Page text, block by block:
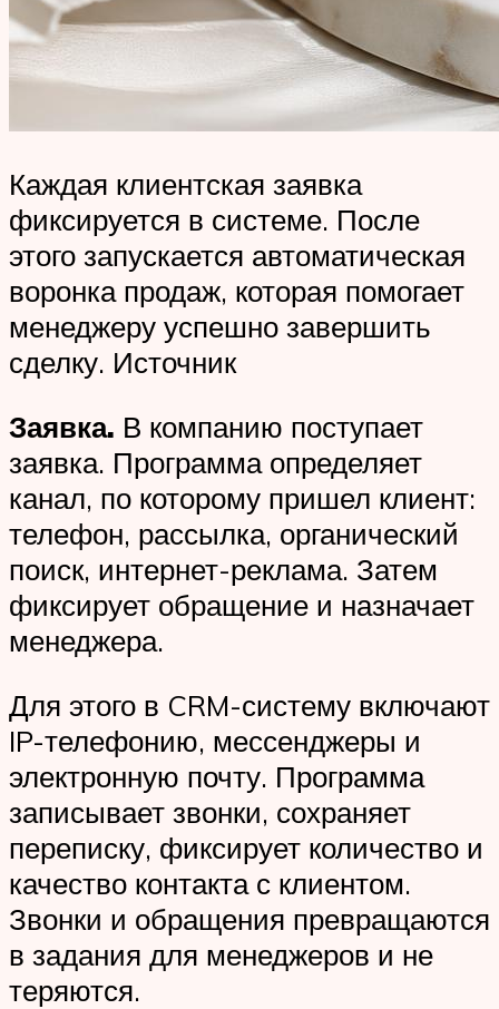
Каждая клиентская заявка
фиксируется в системе. После
этого запускается автоматическая
воронка продаж, которая помогает
менеджеру успешно завершить
сделку. Источник
Заявка. В компанию поступает
заявка. Программа определяет
канал, по которому пришел клиент:
телефон, рассылка, органический
поиск, интернет-реклама. Затем
фиксирует обращение и назначает
менеджера.
Для этого в CRM-систему включают
IP-телефонию, мессенджеры и
электронную почту. Программа
записывает звонки, сохраняет
переписку, фиксирует количество и
качество контакта с клиентом.
Звонки и обращения превращаются
в задания для менеджеров и не
теряются.